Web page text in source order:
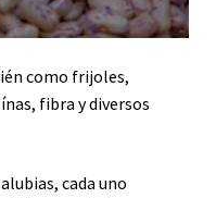
como frijoles,
fibra y diversos
cada uno